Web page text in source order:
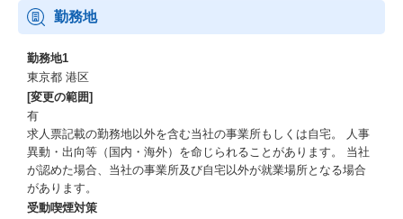
勤務地
勤務地1
東京都 港区
[変更の範囲]
有
求人票記載の勤務地以外を含む当社の事業所もしくは自宅。 人事
異動・出向等（国内・海外）を命じられることがあります。 当社
が認めた場合、当社の事業所及び自宅以外が就業場所となる場合
があります。
受動喫煙対策